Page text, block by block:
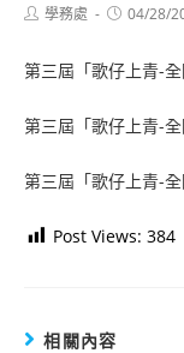
Post學務處
Post04/28/
第三屆「歌仔上青-
第三屆「歌仔上青-
第三屆「歌仔上青-
Post Views: 384
相關內容